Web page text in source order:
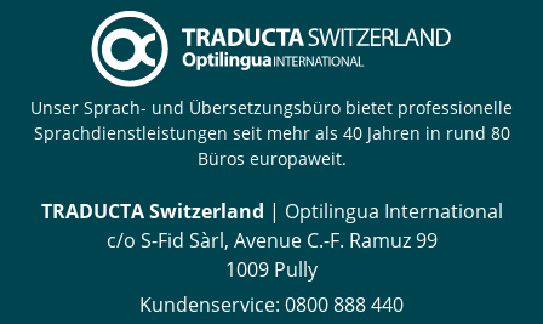
Unser Sprach- und Übersetzungsbüro bietet professionelle
Sprachdienstleistungen seit mehr als 40 Jahren in rund 80
Büros europaweit.
TRADUCTA Switzerland | Optilingua International
c/o S-Fid Sàrl, Avenue C.-F. Ramuz 99
1009 Pully
Kundenservice: 0800 888 440